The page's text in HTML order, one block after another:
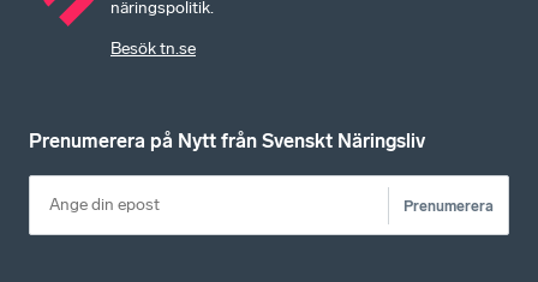
näringspolitik.
Besök tn.se
Prenumerera på Nytt från Svenskt Näringsliv
Prenumerera